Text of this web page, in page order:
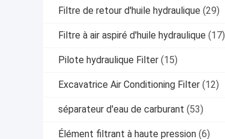
Filtre de retour d'huile hydraulique (29)
Filtre à air aspiré d'huile hydraulique (17)
Pilote hydraulique Filter (15)
Excavatrice Air Conditioning Filter (12)
séparateur d'eau de carburant (53)
Élément filtrant à haute pression (6)